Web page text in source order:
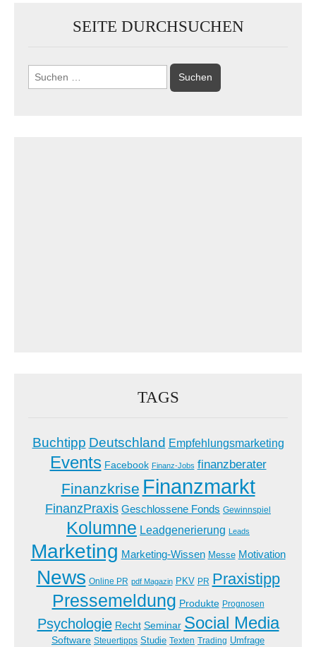
SEITE DURCHSUCHEN
Suchen
nach:
TAGS
Buchtipp Deutschland Empfehlungsmarketing
Events Facebook Finanz-Jobs finanzberater
Finanzkrise Finanzmarkt
FinanzPraxis Geschlossene Fonds Gewinnspiel
Kolumne Leadgenerierung Leads
Marketing Marketing-Wissen Messe Motivation
News Online PR pdf Magazin PKV PR Praxistipp
Pressemeldung Produkte Prognosen
Psychologie Recht Seminar Social Media
Software Steuertipps Studie Texten Trading Umfrage